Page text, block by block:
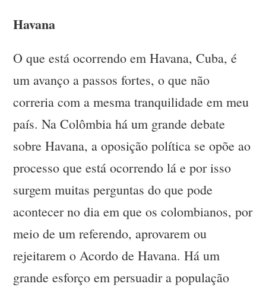
Havana
O que está ocorrendo em Havana, Cuba, é
um avanço a passos fortes, o que não
correria com a mesma tranquilidade em meu
país. Na Colômbia há um grande debate
sobre Havana, a oposição política se opõe ao
processo que está ocorrendo lá e por isso
surgem muitas perguntas do que pode
acontecer no dia em que os colombianos, por
meio de um referendo, aprovarem ou
rejeitarem o Acordo de Havana. Há um
grande esforço em persuadir a população